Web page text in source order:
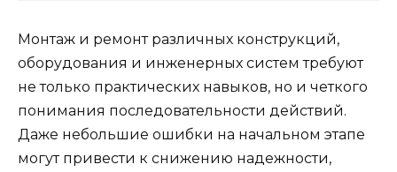
Монтаж и ремонт различных конструкций,
оборудования и инженерных систем требуют
не только практических навыков, но и четкого
понимания последовательности действий.
Даже небольшие ошибки на начальном этапе
могут привести к снижению надежности,